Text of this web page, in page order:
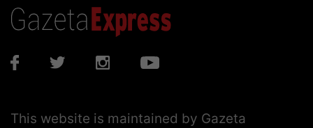
This website is maintained by Gazeta